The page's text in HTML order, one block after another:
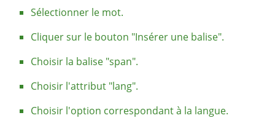
Sélectionner le mot.
Cliquer sur le bouton "Insérer une balise".
Choisir la balise "span".
Choisir l'attribut "lang".
Choisir l'option correspondant à la langue.